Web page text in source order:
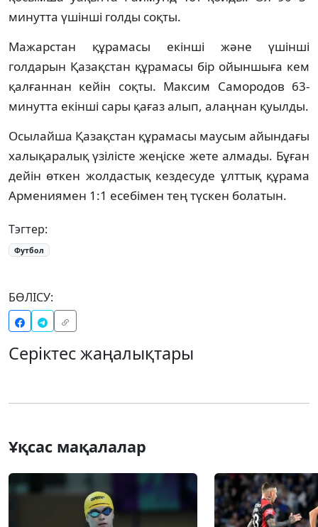
минутта үшінші голды соқты.
Мажарстан құрамасы екінші және үшінші
голдарын Қазақстан құрамасы бір ойыншыға кем
қалғаннан кейін соқты. Максим Самородов 63-
минутта екінші сары қағаз алып, алаңнан қуылды.
Осылайша Қазақстан құрамасы маусым айындағы
халықаралық үзілісте жеңіске жете алмады. Бұған
дейін өткен жолдастық кездесуде ұлттық құрама
Армениямен 1:1 есебімен тең түскен болатын.
Тэгтер:
Футбол
БӨЛІСУ:
Серіктес жаңалықтары
Ұқсас мақалалар